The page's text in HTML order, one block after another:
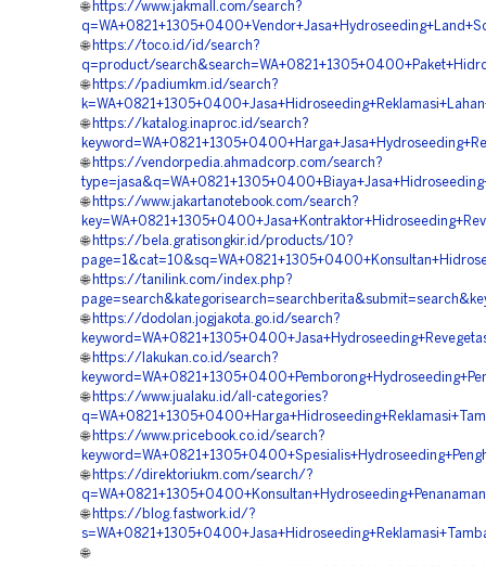
🌐 https://www.jakmall.com/search?
🌐 https://toco.id/id/search?
q=product/
🌐 https://padiumkm.id/search?
🌐 https://katalog.inaproc.id/search?
🌐 https://vendorpedia.ahmadcorp.com/search?
🌐 https://www.jakartanotebook.com/search?
🌐 https://bela.gratisongkir.id/products/10?
🌐 https://tanilink.com/index.php?
🌐 https://dodolan.jogjakota.go.id/search?
🌐 https://lakukan.co.id/search?
🌐 https://www.jualaku.id/all-categories?
🌐 https://www.pricebook.co.id/search?
🌐 https://direktoriukm.com/search/?
🌐 https://blog.fastwork.id/?
🌐